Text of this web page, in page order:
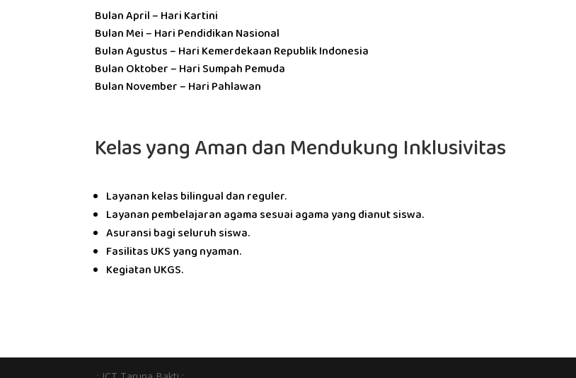
Bulan April – Hari Kartini
Bulan Mei – Hari Pendidikan Nasional
Bulan Agustus – Hari Kemerdekaan Republik Indonesia
Bulan Oktober – Hari Sumpah Pemuda
Bulan November – Hari Pahlawan
Kelas yang Aman dan Mendukung Inklusivitas
Layanan kelas bilingual dan reguler.
Layanan pembelajaran agama sesuai agama yang dianut siswa.
Asuransi bagi seluruh siswa.
Fasilitas UKS yang nyaman.
Kegiatan UKGS.